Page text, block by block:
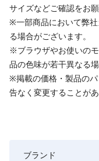
サイズなどご確認をお願
※一部商品において弊
る場合がございます。
※ブラウザやお使いの
品の色味が若干異なる場
※掲載の価格・製品の
告なく変更することが
ブランド